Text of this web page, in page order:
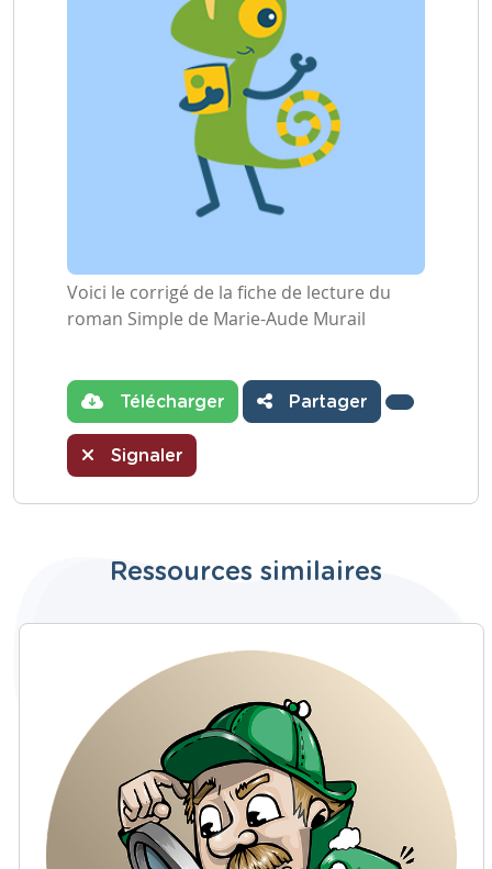
Voici le corrigé de la fiche de lecture du
roman Simple de Marie-Aude Murail
Télécharger Partager
Signaler
Ressources similaires